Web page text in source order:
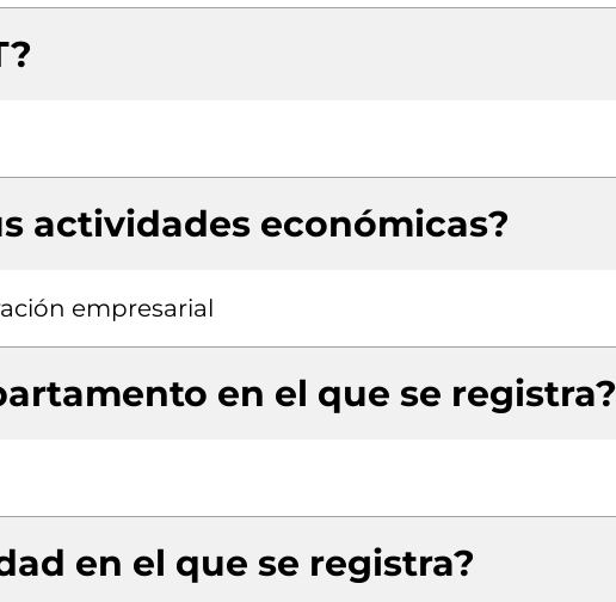
actividades económicas?
empresarial
en el que se registra?
en el que se registra?